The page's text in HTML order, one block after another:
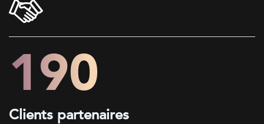
200+
Clients partenaires